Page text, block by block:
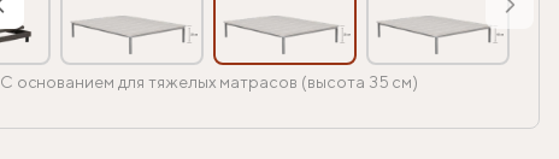
С основанием для тяжелых матрасов (высота 35 см)